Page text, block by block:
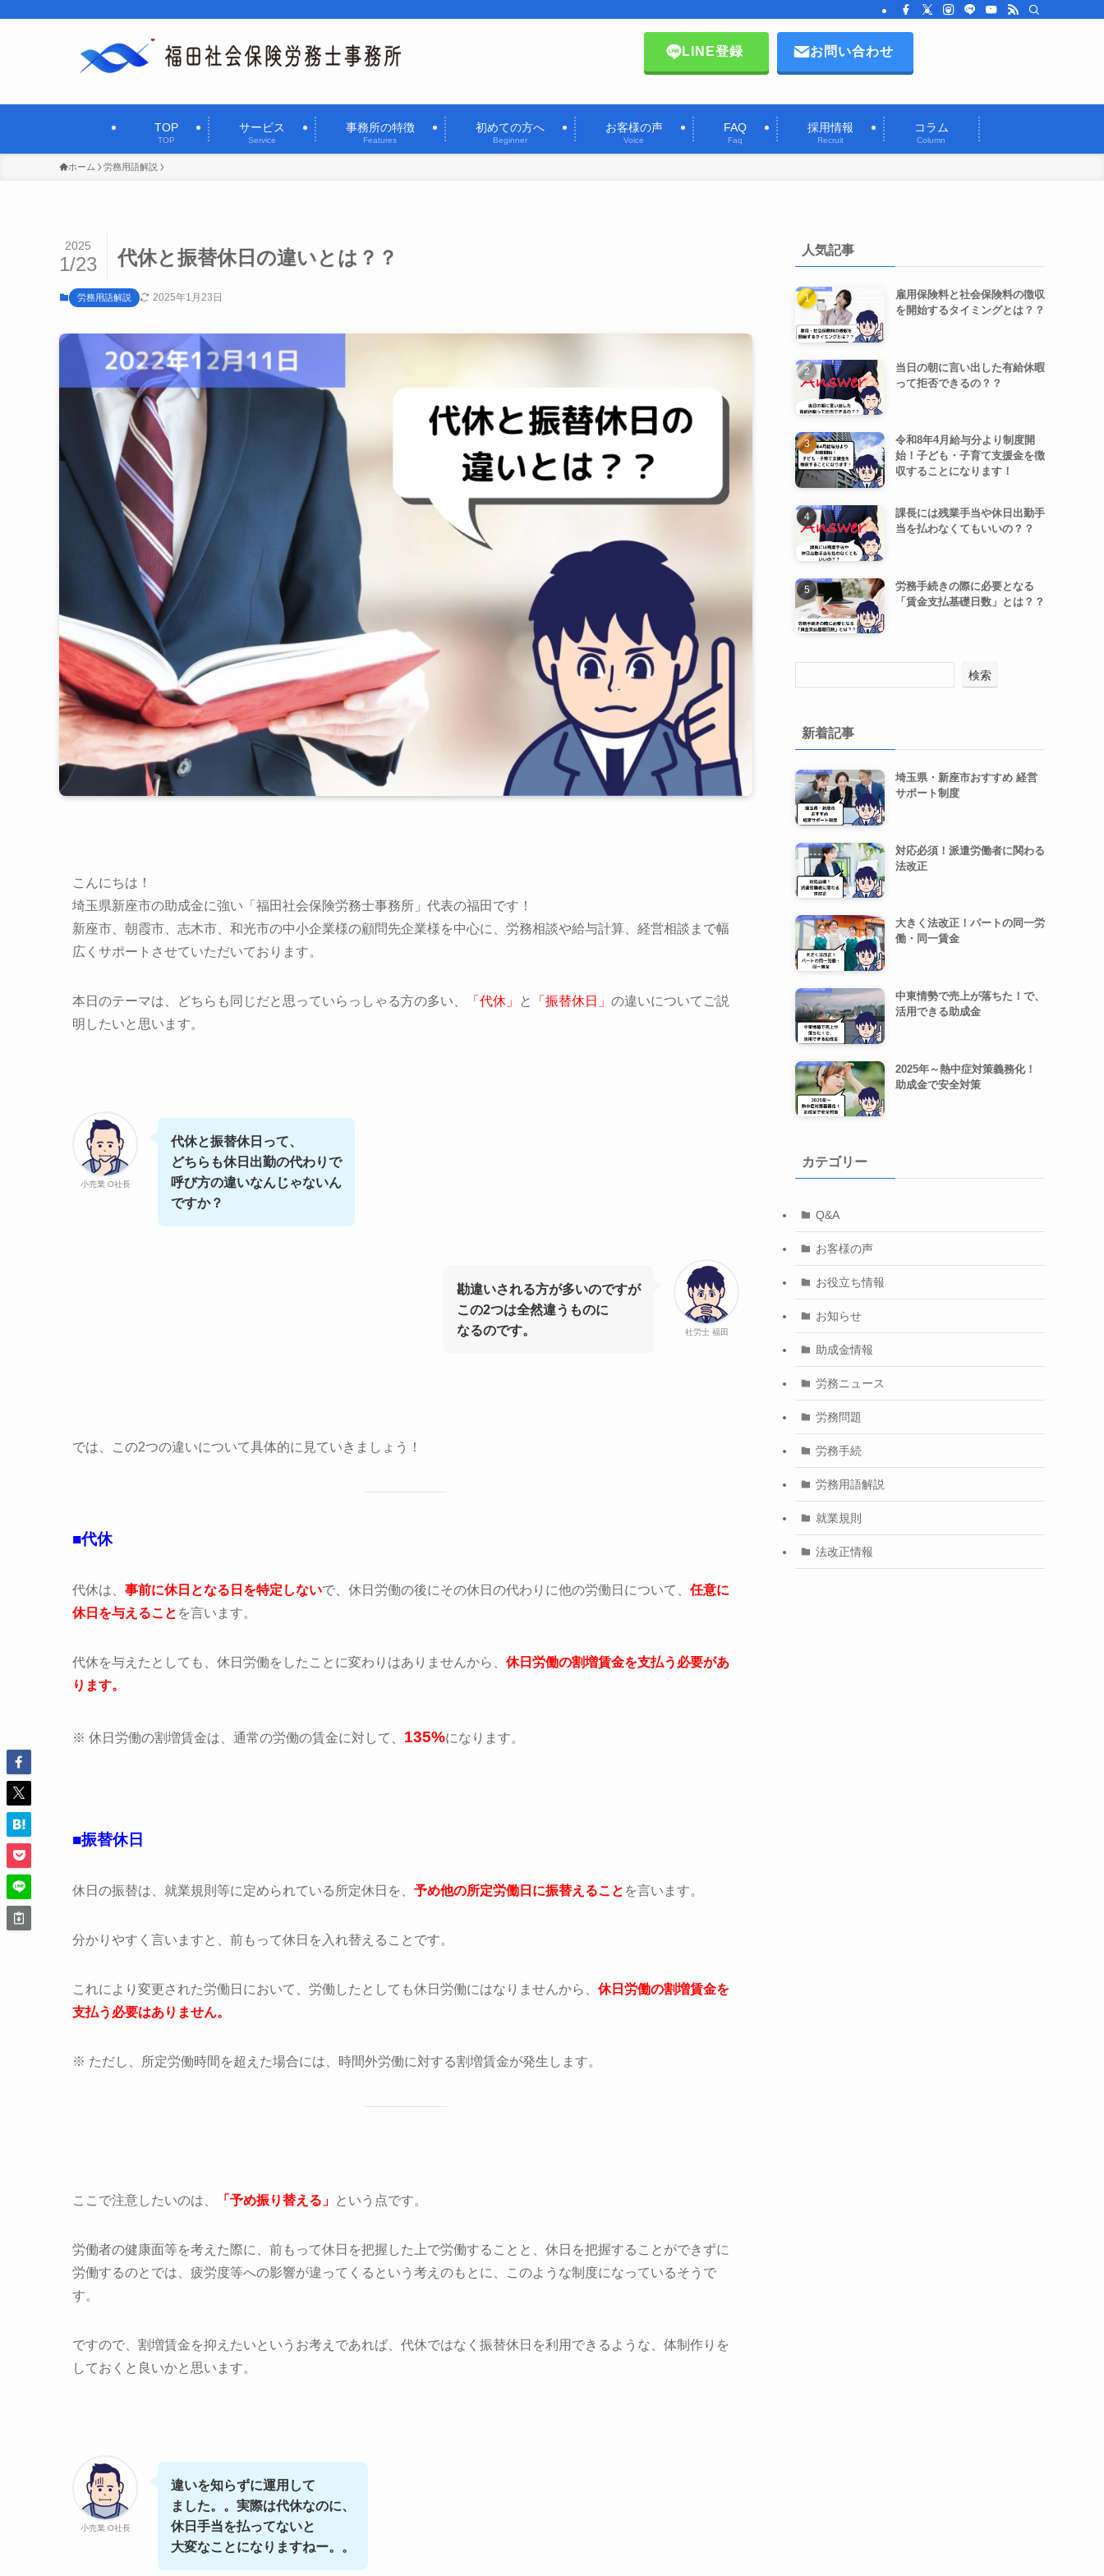
TOP
TOP
サービス
Service
事務所の特徴
Features
初めての方へ
Beginner
お客様の声
Voice
FAQ
Faq
採用情報
Recruit
コラム
Column
LINE登録 お問い合わせ
ホーム 労務用語解説
代休と振替休日の違いとは？？
2025
1/23
労務用語解説 2025年1月23日
こんにちは！
埼玉県新座市の助成金に強い「福田社会保険労務士事務所」代表の福田です！
新座市、朝霞市、志木市、和光市の中小企業様の顧問先企業様を中心に、労務相談や給与計算、経営相談まで幅
広くサポートさせていただいております。
本日のテーマは、どちらも同じだと思っていらっしゃる方の多い、 「代休」 と 「振替休日」 の違いについてご説
明したいと思います。
小売業 O社長
代休と振替休日って、
どちらも休日出勤の代わりで
呼び方の違いなんじゃないん
ですか？
社労士 福田
勘違いされる方が多いのですが
この2つは全然違うものに
なるのです。
では、この2つの違いについて具体的に見ていきましょう！
■代休
代休は、 事前に休日となる日を特定しないで、休日労働の後にその休日の代わりに他の労働日について、 任意に
休日を与えること を言います。
代休を与えたとしても、休日労働をしたことに変わりはありませんから、 休日労働の割増賃金を支払う必要があ
ります。
※ 休日労働の割増賃金は、通常の労働の賃金に対して、 135%になります。
■振替休日
休日の振替は、就業規則等に定められている所定休日を、 予め他の所定労働日に振替えること を言います。
分かりやすく言いますと、前もって休日を入れ替えることです。
これにより変更された労働日において、労働したとしても休日労働にはなりませんから、 休日労働の割増賃金を
支払う必要はありません。
※ ただし、所定労働時間を超えた場合には、時間外労働に対する割増賃金が発生します。
ここで注意したいのは、 「予め振り替える」 という点です。
労働者の健康面等を考えた際に、前もって休日を把握した上で労働することと、休日を把握することができずに
労働するのとでは、疲労度等への影響が違ってくるという考えのもとに、このような制度になっているそうで
す。
ですので、割増賃金を抑えたいというお考えであれば、代休ではなく振替休日を利用できるような、体制作りを
しておくと良いかと思います。
小売業 O社長
違いを知らずに運用して
ました。。実際は代休なのに、
休日手当を払ってないと
大変なことになりますねー。。
人気記事
雇用保険料と社会保険料の徴収
を開始するタイミングとは？？
当日の朝に言い出した有給休暇
って拒否できるの？？
令和8年4月給与分より制度開
始！子ども・子育て支援金を徴
収することになります！
課長には残業手当や休日出勤手
当を払わなくてもいいの？？
労務手続きの際に必要となる
「賃金支払基礎日数」とは？？
検索
新着記事
埼玉県・新座市おすすめ 経営
サポート制度
対応必須！派遣労働者に関わる
法改正
大きく法改正！パートの同一労
働・同一賃金
中東情勢で売上が落ちた！で、
活用できる助成金
2025年～熱中症対策義務化！
助成金で安全対策
カテゴリー
Q&A
お客様の声
お役立ち情報
お知らせ
助成金情報
労務ニュース
労務問題
労務手続
労務用語解説
就業規則
法改正情報